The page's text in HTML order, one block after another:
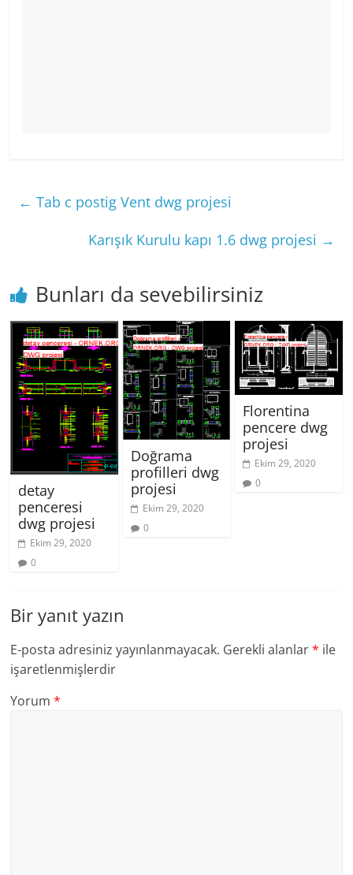
← Tab c postig Vent dwg projesi
Karışık Kurulu kapı 1.6 dwg projesi →
Bunları da sevebilirsiniz
detay
penceresi
dwg projesi
Ekim 29, 2020
0
Doğrama
profilleri dwg
projesi
Ekim 29, 2020
0
Florentina
pencere dwg
projesi
Ekim 29, 2020
0
Bir yanıt yazın
E-posta adresiniz yayınlanmayacak. Gerekli alanlar* ile
işaretlenmişlerdir
Yorum*